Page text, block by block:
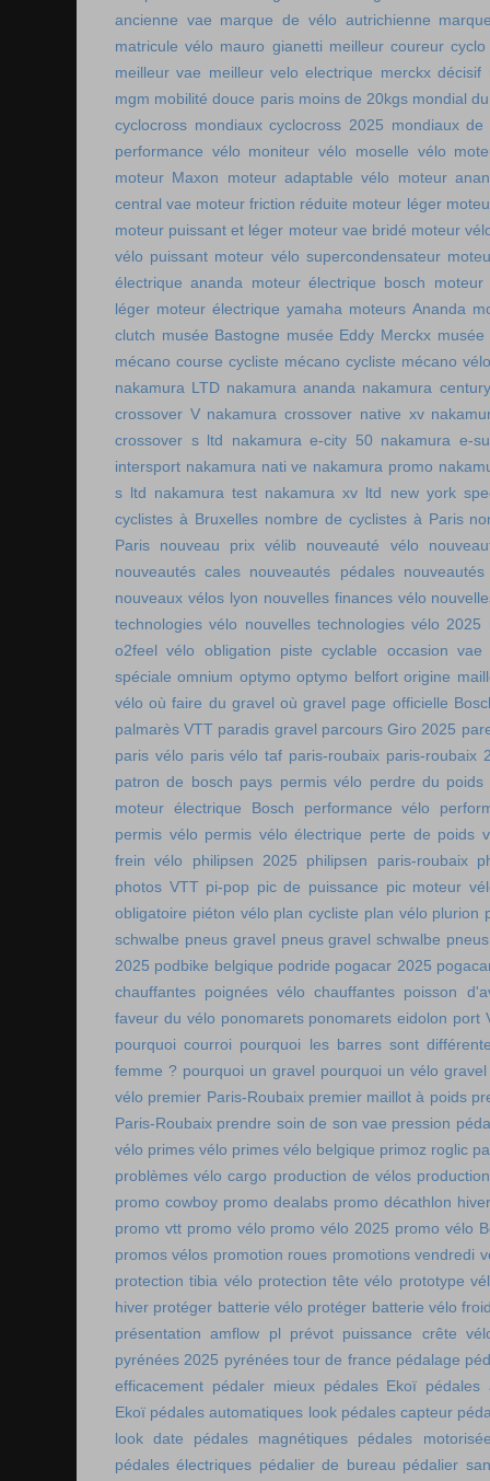
ancienne vae marque de vélo autrichienne
matricule vélo mauro gianetti meilleur coureur
meilleur vae meilleur velo electrique merckx décisif
mgm mobilité douce paris moins de 20kgs mondial
cyclocross mondiaux cyclocross 2025 mondiaux de
performance vélo moniteur vélo moselle vélo
moteur Maxon
moteur adaptable vélo
moteur
central vae moteur friction réduite moteur léger
moteur puissant et léger moteur vae bridé moteur
vélo puissant moteur vélo supercondensateur
électrique ananda
moteur électrique bosch
moteur
léger moteur électrique yamaha moteurs Ananda
clutch musée Bastogne musée Eddy Merckx
mécano course cycliste mécano cycliste mécano vélo
nakamura LTD nakamura ananda nakamura
crossover V nakamura crossover native xv
crossover s ltd
nakamura e-city 50 nakamura e-
intersport nakamura nati ve nakamura promo
s ltd nakamura test nakamura xv ltd
new york
cyclistes à Bruxelles nombre de cyclistes à Paris
Paris
nouveau prix vélib nouveauté vélo
nouveautés cales nouveautés pédales
nouveaux vélos lyon nouvelles finances vélo
technologies vélo nouvelles technologies vélo 2025
o2feel vélo
obligation piste cyclable
occasion vae
spéciale omnium optymo optymo belfort origine
vélo où faire du gravel où gravel page officielle
palmarès VTT paradis gravel parcours Giro 2025
paris vélo paris vélo taf paris-roubaix paris-roubaix
patron de bosch pays permis vélo perdre du poids
moteur électrique Bosch
performance vélo
permis vélo permis vélo électrique perte de poids
frein vélo
philipsen 2025 philipsen paris-roubaix
photos VTT pi-pop pic de puissance pic moteur
obligatoire piéton vélo plan cycliste plan vélo plurion
schwalbe pneus gravel pneus gravel schwalbe
2025 podbike belgique podride pogacar 2025
chauffantes poignées vélo chauffantes poisson
faveur du vélo ponomarets ponomarets eidolon port
pourquoi courroi pourquoi les barres sont
femme ? pourquoi un gravel pourquoi un vélo gravel
vélo premier Paris-Roubaix premier maillot à poids
Paris-Roubaix prendre soin de son vae pression
vélo primes vélo primes vélo belgique primoz roglic
problèmes vélo cargo production de vélos
promo cowboy promo dealabs promo décathlon hiver
promo vtt promo vélo promo vélo 2025 promo vélo
promos vélos promotion roues promotions vendredi
protection tibia vélo protection tête vélo prototype
hiver protéger batterie vélo protéger batterie vélo
présentation amflow pl
prévot puissance crête
pyrénées 2025 pyrénées tour de france pédalage
efficacement pédaler mieux pédales Ekoï pédales
Ekoï pédales automatiques look pédales capteur
look date
pédales magnétiques
pédales
pédales électriques pédalier de bureau pédalier